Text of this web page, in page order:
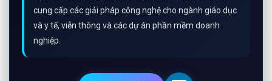
cung cấp các giải pháp công nghệ cho ngành giáo dục
và y tế, viễn thông và các dự án phần mềm doanh
nghiệp.